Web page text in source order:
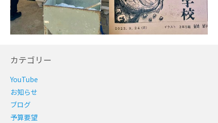
カテゴリー
YouTube
お知らせ
ブログ
予算要望